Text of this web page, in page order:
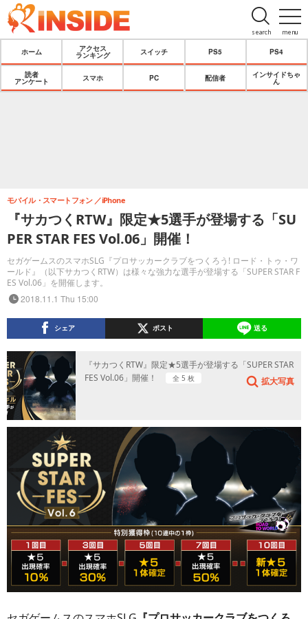
menu
search
ホーム
アクセス
ランキング
スイッチ PS5 PS4
読者
アンケート
スマホ PC 配信者
インサイドちゃ
ん
『サカつくRTW』限定★5選手が登場する「SU
PER STAR FES Vol.06」開催！
セガゲームスのスマホSLG『プロサッカークラブをつくろう! ロード・トゥ・ワ
ールド』（以下サカつくRTW）は様々な強力な選手が登場する「SUPER STAR F
ES Vol.06」を開催します。
モバイル・スマートフォン iPhone
2018.11.1 Thu 15:00
シェア ポスト 送る
『サカつくRTW』限定★5選手が登場する「SUPER STAR
FES Vol.06」開催！
全 5 枚 拡大写真